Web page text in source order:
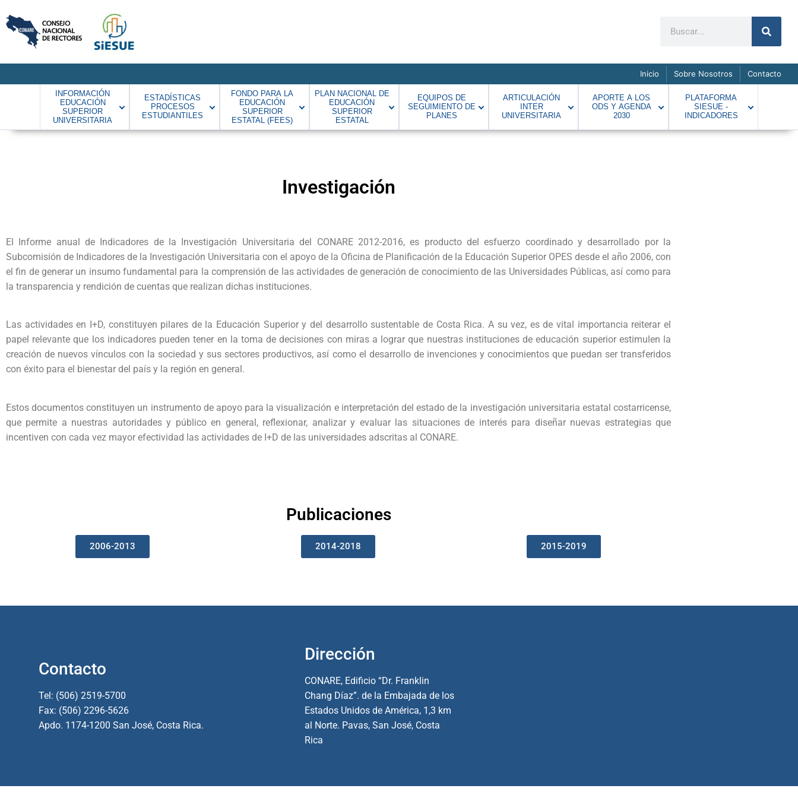
Inicio Sobre Nosotros Contacto
INFORMACIÓN
EDUCACIÓN
SUPERIOR
UNIVERSITARIA
ESTADÍSTICAS
PROCESOS
ESTUDIANTILES
FONDO PARA LA
EDUCACIÓN
SUPERIOR
ESTATAL (FEES)
PLAN NACIONAL DE
EDUCACIÓN
SUPERIOR
ESTATAL
EQUIPOS DE
SEGUIMIENTO DE
PLANES
ARTICULACIÓN
INTER
UNIVERSITARIA
APORTE A LOS
ODS Y AGENDA
2030
PLATAFORMA
SIESUE -
INDICADORES
Investigación
El Informe anual de Indicadores de la Investigación Universitaria del CONARE 2012-2016, es producto del esfuerzo coordinado y desarrollado por la
Subcomisión de Indicadores de la Investigación Universitaria con el apoyo de la Oficina de Planificación de la Educación Superior OPES desde el año 2006, con
el fin de generar un insumo fundamental para la comprensión de las actividades de generación de conocimiento de las Universidades Públicas, así como para
la transparencia y rendición de cuentas que realizan dichas instituciones.
Las actividades en I+D, constituyen pilares de la Educación Superior y del desarrollo sustentable de Costa Rica. A su vez, es de vital importancia reiterar el
papel relevante que los indicadores pueden tener en la toma de decisiones con miras a lograr que nuestras instituciones de educación superior estimulen la
creación de nuevos vínculos con la sociedad y sus sectores productivos, así como el desarrollo de invenciones y conocimientos que puedan ser transferidos
con éxito para el bienestar del país y la región en general.
Estos documentos constituyen un instrumento de apoyo para la visualización e interpretación del estado de la investigación universitaria estatal costarricense,
que permite a nuestras autoridades y público en general, reflexionar, analizar y evaluar las situaciones de interés para diseñar nuevas estrategias que
incentiven con cada vez mayor efectividad las actividades de I+D de las universidades adscritas al CONARE.
Publicaciones
2006-2013 2014-2018 2015-2019
Contacto
Tel: (506) 2519-5700
Fax: (506) 2296-5626
Apdo. 1174-1200 San José, Costa Rica.
Dirección
CONARE, Edificio “Dr. Franklin
Chang Díaz”. de la Embajada de los
Estados Unidos de América, 1,3 km
al Norte. Pavas, San José, Costa
Rica